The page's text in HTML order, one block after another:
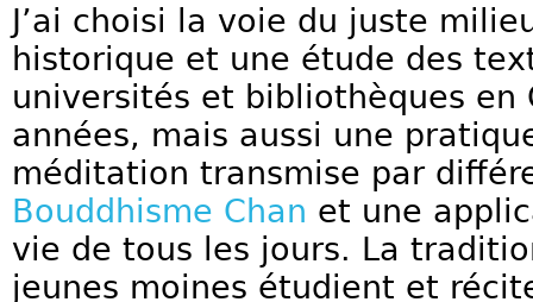
J’ai choisi la voie du juste
historique et une étude des
universités et bibliothèques en
années, mais aussi une
méditation transmise par
Bouddhisme Chan et une
vie de tous les jours. La
jeunes moines étudient et